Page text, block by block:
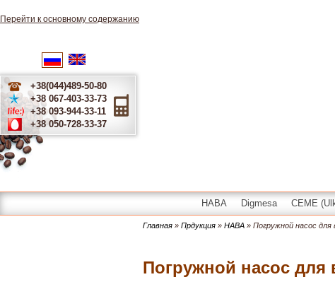
Перейти к основному содержанию
Русский
+38(044)489-50-80
+38 067-403-33-73
+38 093-944-33-11
+38 050-728-33-37
HABA Digmesa CEME
Главная » Прдукция » HABA » Погружной насос для
Погружной насос для